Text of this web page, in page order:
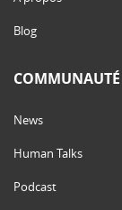
Blog
COMMUNAUTÉ
News
Human Talks
Podcast